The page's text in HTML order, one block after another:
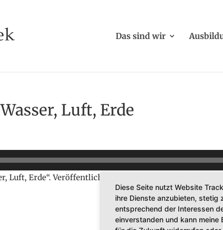
Das sind wir
Luft, Erde
Luft, Erde“. Veröffentlicht: 2021. 1 verfolgen.
Diese Seite nutzt Website
ihre Dienste anzubieten, stetig
entsprechend der Interessen
einverstanden und kann meine